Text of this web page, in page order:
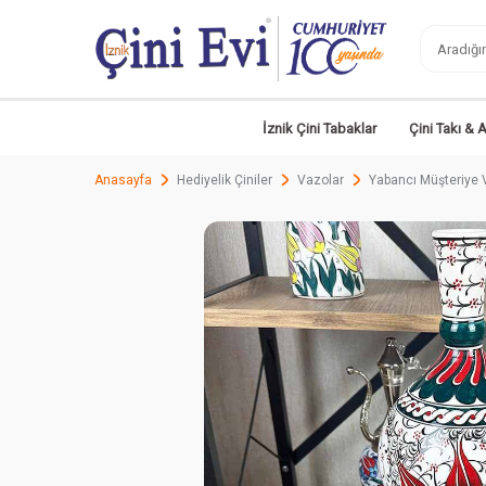
İznik Çini Tabaklar Çini Takı &
Anasayfa Hediyelik Çiniler Vazolar Yabancı Müşteriye